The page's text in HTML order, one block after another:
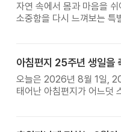
자연 속에서 몸과 마음을 쉬
소중함을 다시 느껴보는 특
아침편지 25주년 생일을
오늘은 2026년 8월 1일,
태어난 아침편지가 어느덧